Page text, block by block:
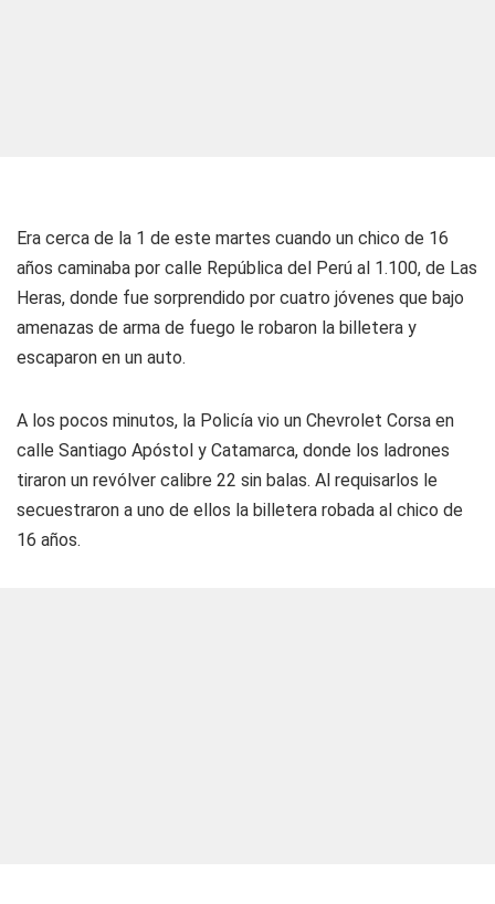
Era cerca de la 1 de este martes cuando un chico de 16
años caminaba por calle República del Perú al 1.100, de Las
Heras, donde fue sorprendido por cuatro jóvenes que bajo
amenazas de arma de fuego le robaron la billetera y
escaparon en un auto.
A los pocos minutos, la Policía vio un Chevrolet Corsa en
calle Santiago Apóstol y Catamarca, donde los ladrones
tiraron un revólver calibre 22 sin balas. Al requisarlos le
secuestraron a uno de ellos la billetera robada al chico de
16 años.